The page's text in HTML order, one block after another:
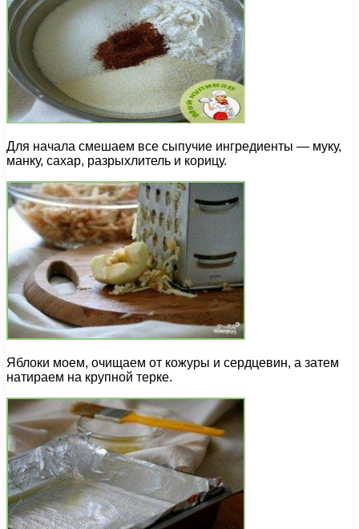
Для начала смешаем все сыпучие ингредиенты — муку,
манку, сахар, разрыхлитель и корицу.
Яблоки моем, очищаем от кожуры и сердцевин, а затем
натираем на крупной терке.